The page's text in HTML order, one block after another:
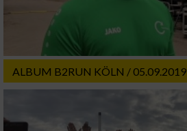
ALBUM B2RUN KÖLN / 05.09.2019
Funktional
Werbung